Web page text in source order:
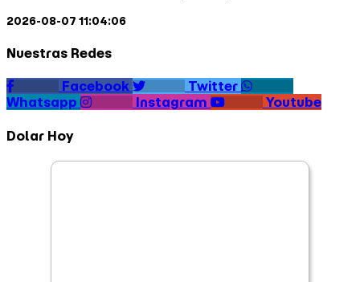
2026-08-07 11:04:06
Nuestras Redes
Facebook
Twitter
Whatsapp
Instagram Youtube
Dolar Hoy